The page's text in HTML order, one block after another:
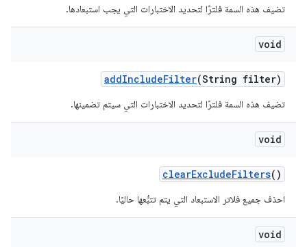
تضيف هذه السمة فلترًا لتحديد الاختبارات التي يجب استبعادها.
void
addIncludeFilter(String filter)
تضيف هذه السمة فلترًا لتحديد الاختبارات التي سيتم تضمينها.
void
clearExcludeFilters()
احذف جميع فلاتر الاستبعاد التي يتم تتبُّعها حاليًا.
void